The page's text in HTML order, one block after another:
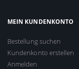
MEIN KUNDENKONTO
Bestellung suchen
Kundenkonto erstellen
Anmelden